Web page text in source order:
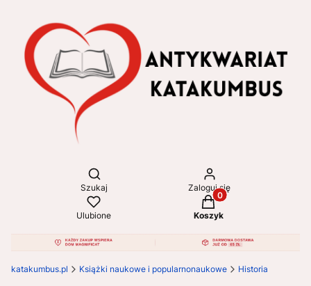
Otwórz wyszukiwarkę
Szukaj Zaloguj się
Ulubione
Produkty w koszyku:
Koszyk
katakumbus.pl Książki naukowe i popularnonaukowe Historia